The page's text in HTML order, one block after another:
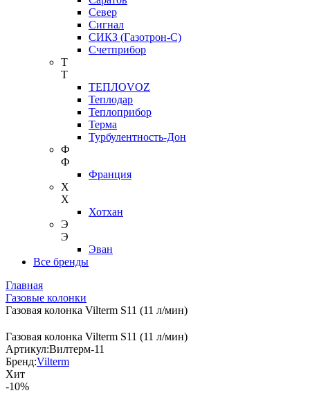
Север
Сигнал
СИКЗ (Газотрон-С)
Счетприбор
Т
Т
ТЕПЛОVOZ
Теплодар
Теплоприбор
Терма
Турбулентность-Дон
Ф
Ф
Франция
Х
Х
Хотхан
Э
Э
Эван
Все бренды
Главная
Газовые колонки
Газовая колонка Vilterm S11 (11 л/мин)
Газовая колонка Vilterm S11 (11 л/мин)
Артикул:Вилтерм-11
Бренд:Vilterm
Хит
-10%